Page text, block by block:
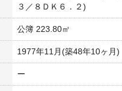
３／８ＤＫ６．２)
公簿 223.80㎡
1977年11月(築48年10ヶ月)
ー